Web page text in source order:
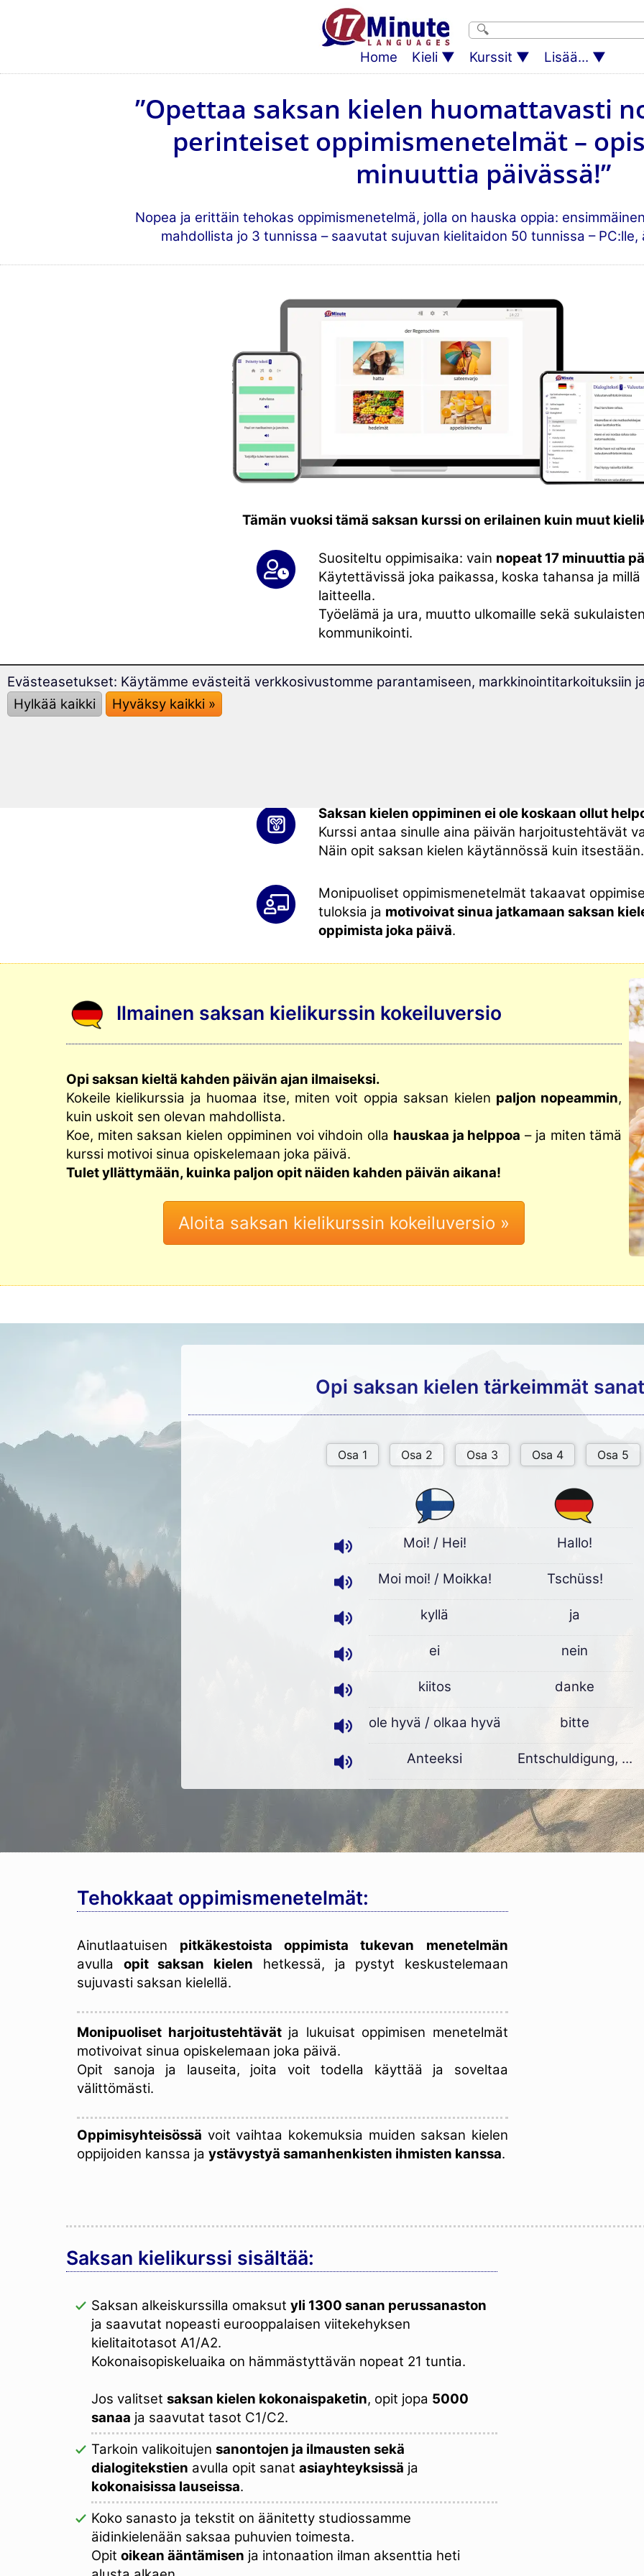
Home Kieli Kurssit Lisää...
”Opettaa saksan kielen huomattavasti
perinteiset oppimismenetelmät –
minuuttia päivässä!”
Nopea ja erittäin tehokas oppimismenetelmä, jolla on hauska oppia:
mahdollista jo 3 tunnissa – saavutat sujuvan kielitaidon 50 tunnissa –
Tämän vuoksi tämä saksan kurssi on erilainen kuin muut
Suositeltu oppimisaika: vain nopeat 17 minuuttia
Käytettävissä joka paikassa, koska tahansa ja
laitteella.
Työelämä ja ura, muutto ulkomaille sekä
kommunikointi.
Palkitun pitkäkestoista oppimista tukevan
et unohda saksan kieltä
Saksan kielen oppiminen ei ole koskaan ollut
Kurssi antaa sinulle aina päivän harjoitustehtävät
Näin opit saksan kielen käytännössä kuin itsestään.
Monipuoliset oppimismenetelmät takaavat
tuloksia ja motivoivat sinua jatkamaan saksan
oppimista joka päivä.
Ilmainen saksan kielikurssin kokeiluversio
Opi saksan kieltä kahden päivän ajan ilmaiseksi.
Kokeile kielikurssia ja huomaa itse, miten voit oppia saksan kielen paljon nopeammin,
kuin uskoit sen olevan mahdollista.
Koe, miten saksan kielen oppiminen voi vihdoin olla hauskaa ja helppoa – ja miten tämä
kurssi motivoi sinua opiskelemaan joka päivä.
Tulet yllättymään, kuinka paljon opit näiden kahden päivän aikana!
Opi saksan kielen tärkeimmät
Moi! / Hei! Hallo!
Moi moi! / Moikka! Tschüss!
kyllä ja
ei nein
kiitos danke
ole hyvä / olkaa hyvä bitte
Anteeksi Entschuldigung, ...
Tehokkaat oppimismenetelmät:
Ainutlaatuisen pitkäkestoista oppimista tukevan
menetelmän
avulla opit saksan kielen hetkessä, ja pystyt keskustelemaan
sujuvasti saksan kielellä.
Monipuoliset harjoitustehtävätja lukuisat oppimisen menetelmät
motivoivat sinua opiskelemaan joka päivä.
Opit sanoja ja lauseita, joita voit todella käyttää ja soveltaa
välittömästi.
Oppimisyhteisössä voit vaihtaa kokemuksia muiden saksan kielen
oppijoiden kanssa ja ystävystyä samanhenkisten ihmisten kanssa.
Saksan kielikurssi sisältää:
Saksan alkeiskurssilla omaksut yli 1300 sanan perussanaston
ja saavutat nopeasti eurooppalaisen viitekehyksen
kielitaitotasot A1/A2.
Kokonaisopiskeluaika on hämmästyttävän nopeat 21 tuntia.
Jos valitset saksan kielen kokonaispaketin, opit jopa 5000
sanaa ja saavutat tasot C1/C2.
Tarkoin valikoitujen sanontojen ja ilmausten sekä
dialogitekstien avulla opit sanat asiayhteyksissä ja
kokonaisissa lauseissa.
Koko sanasto ja tekstit on äänitetty studiossamme
äidinkielenään saksaa puhuvien toimesta.
Opit oikean ääntämisen ja intonaation ilman aksenttia heti
Evästeasetukset: Käytämme evästeitä verkkosivustomme parantamiseen, markkinointitarkoituksiin
Hylkää kaikki
Hyväksy kaikki »